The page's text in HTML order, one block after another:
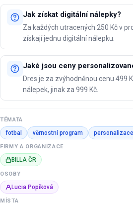
Jak získat digitální nálepky?
Za každých utracených 250 Kč v
získají jednu digitální nálepku.
Jaké jsou ceny
Dres je za zvýhodněnou cenu 499
nálepek, jinak za 999 Kč.
TÉMATA
fotbal věrnostní program personalizace
FIRMY A ORGANIZACE
BILLA ČR
OSOBY
Lucia Popíková
MÍSTA